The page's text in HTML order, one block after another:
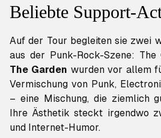
Beliebte Support-
Auf der Tour begleiten sie zwei
aus der Punk-Rock-Szene: The
The Garden wurden vor allem
Vermischung von Punk,
– eine Mischung, die ziemlich
Ihre Ästhetik steckt irgendwo
und Internet-Humor.